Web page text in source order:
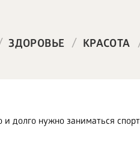
ЗДОРОВЬЕ / КРАСОТА
и долго нужно заниматься